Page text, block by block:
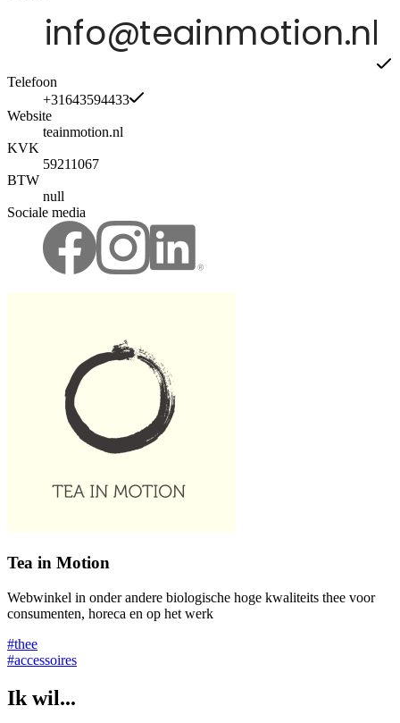
Telefoon
+31643594433
Website
teainmotion.nl
KVK
59211067
BTW
null
Sociale media
Tea in Motion
Webwinkel in onder andere biologische hoge kwaliteits thee voor
consumenten, horeca en op het werk
#thee
#accessoires
Ik wil...